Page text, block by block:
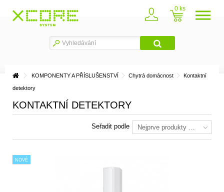
0
KOMPONENTY A PŘÍSLUŠENSTVÍ Chytrá domácnost Kontaktní
detektory
KONTAKTNÍ DETEKTORY
Seřadit podle Nejprve produkty skladem
NOVÉ